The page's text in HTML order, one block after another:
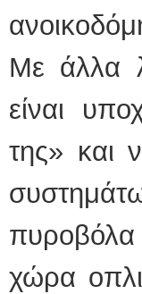
Με άλλα
είναι
της» και
πυροβόλα
χώρα